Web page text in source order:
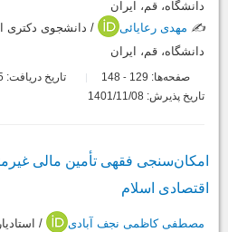
دانشگاه، قم، ایران
✍️ مهدی رعایائی
/ دانشجوی دکتری
دانشگاه، قم، ایران
صفحه‌ها: 129
-
تاریخ دریافت: 1401/08/25
تاریخ پذیرش: 1401/11/08
امکان‌سنجی فقهی تأمین مالی
اقتصادی اسلام
مصطفی کاظمی نجف آبادی
/